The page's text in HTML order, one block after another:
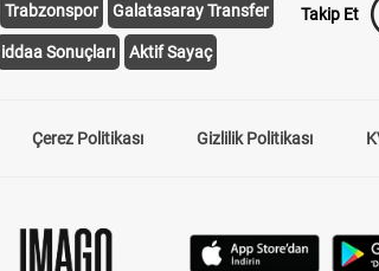
Trabzonspor Galatasaray Transfer
iddaa Sonuçları Aktif Sayaç
Takip Et
Çerez Politikası Gizlilik Politikası